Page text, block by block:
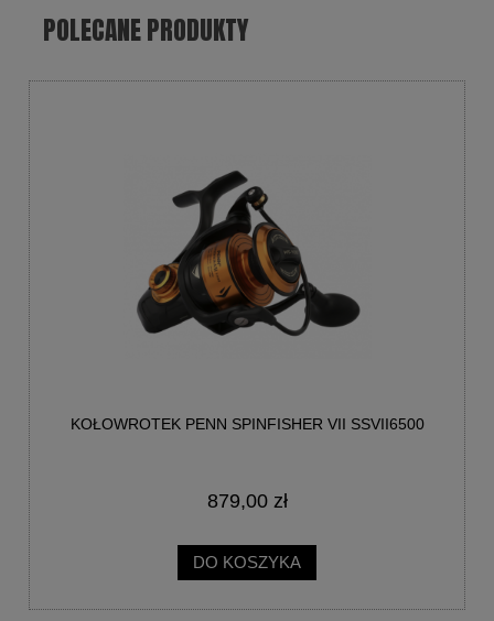
POLECANE PRODUKTY
KOŁOWROTEK PENN SPINFISHER VII SSVII6500
879,00 zł
DO KOSZYKA